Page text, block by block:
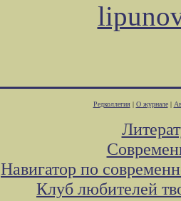
Редколлегия| О журнале|
Навигатор по
Клуб любителей